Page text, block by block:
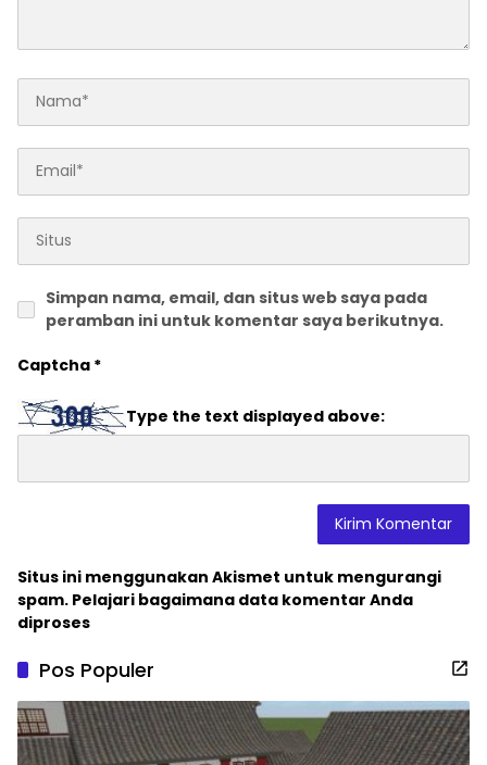
Simpan nama, email, dan situs web saya pada
peramban ini untuk komentar saya berikutnya.
Captcha *
Type the text displayed above:
Situs ini menggunakan Akismet untuk mengurangi
spam. Pelajari bagaimana data komentar Anda
diproses
Pos Populer